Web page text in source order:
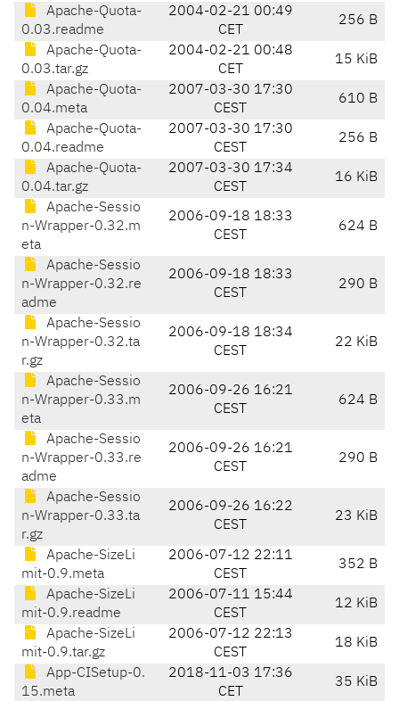
Apache-Quota-
0.03.readme
2004-02-21 00:49
CET
256 B
Apache-Quota-
0.03.tar.gz
2004-02-21 00:48
CET
15 KiB
Apache-Quota-
0.04.meta
2007-03-30 17:30
CEST
610 B
Apache-Quota-
0.04.readme
2007-03-30 17:30
CEST
256 B
Apache-Quota-
0.04.tar.gz
2007-03-30 17:34
CEST
16 KiB
Apache-Sessio
n-Wrapper-0.32.m
eta
2006-09-18 18:33
CEST
624 B
Apache-Sessio
n-Wrapper-0.32.re
adme
2006-09-18 18:33
CEST
290 B
Apache-Sessio
n-Wrapper-0.32.ta
r.gz
2006-09-18 18:34
CEST
22 KiB
Apache-Sessio
n-Wrapper-0.33.m
eta
2006-09-26 16:21
CEST
624 B
Apache-Sessio
n-Wrapper-0.33.re
adme
2006-09-26 16:21
CEST
290 B
Apache-Sessio
n-Wrapper-0.33.ta
r.gz
2006-09-26 16:22
CEST
23 KiB
Apache-SizeLi
mit-0.9.meta
2006-07-12 22:11
CEST
352 B
Apache-SizeLi
mit-0.9.readme
2006-07-11 15:44
CEST
12 KiB
Apache-SizeLi
mit-0.9.tar.gz
2006-07-12 22:13
CEST
18 KiB
App-CISetup-0.
15.meta
2018-11-03 17:36
CET
35 KiB